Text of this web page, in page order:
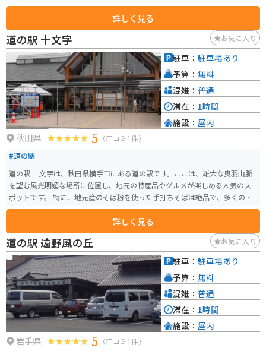
い光景を見ることができます。
詳しく見る
道の駅 十文字 お気に入り
秋田県 5 （口コミ1件）
#道の駅
道の駅 十文字は、秋田県横手市にある道の駅です。ここは、雄大な奥羽山脈
を望む風光明媚な場所に位置し、地元の特産品やグルメが楽しめる人気のス
ポットです。 特に、地元産のそば粉を使った手打ちそばは絶品で、多くの観
光客が訪れます。そば打ち体験コーナーもあるので、旅の思い出にチャレン
ジしてみるのも良いでしょう。また、隣接する「まめでらが～でん」では、
地元で採れた新鮮な野菜や山菜、果物などが販売されています。 バイクで訪
れる場合、道の駅 十文字は広々とした駐車場を完備しているので安心です。
周辺には、雄大な景色を楽しめるルートがたくさんあるので、ツーリングの
拠点としても最適です。道の駅 十文字から少し足を延ばせば、国の名勝に指
定されている「田沢湖」や、温泉街として知られる「乳頭温泉郷」など、魅
力的な観光スポットも数多くあります。
詳しく見る
駐車： 駐車場あり
予算： 無料
混雑： 普通
滞在： 1時間
施設： 屋内
道の駅 遠野風の丘 お気に入り
岩手県 5 （口コミ1件）
駐車： 駐車場あり
予算： 無料
混雑： 普通
滞在： 1時間
施設： 屋内